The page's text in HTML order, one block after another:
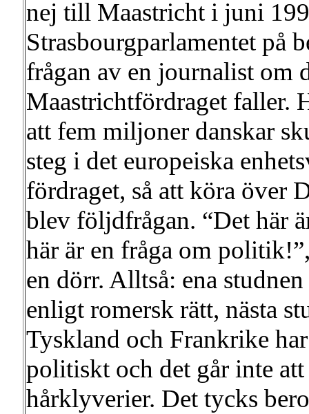
nej till Maastricht i juni
Strasbourgparlamentet på
frågan av en journalist om
Maastrichtfördraget faller.
att fem miljoner danskar
steg i det europeiska
fördraget, så att köra över
blev följdfrågan. “Det här
här är en fråga om
en dörr. Alltså: ena
enligt romersk rätt, nästa
Tyskland och Frankrike
politiskt och det går inte
hårklyverier. Det tycks